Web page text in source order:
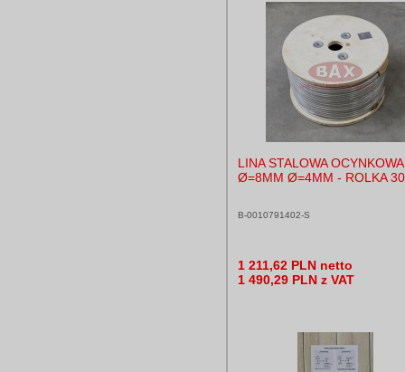
LINA STALOWA
Ø=8MM Ø=4MM - ROLKA
B-0010791402-S
1 211,62 PLN netto
1 490,29 PLN z VAT